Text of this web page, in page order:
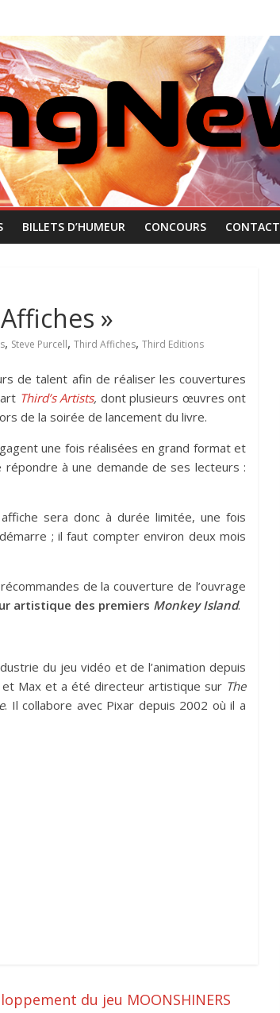
BILLETS D’HUMEUR CONCOURS CONTACT
»
, Steve Purcell, Third Affiches, Third Editions
de talent afin de réaliser les couvertures
Third’s Artists, dont plusieurs œuvres ont
de la soirée de lancement du livre.
une fois réalisées en grand format et
à une demande de ses lecteurs :
sera donc à durée limitée, une fois
; il faut compter environ deux mois
de la couverture de l’ouvrage
artistique des premiers Monkey Island.
du jeu vidéo et de l’animation depuis
Max et a été directeur artistique sur The
. Il collabore avec Pixar depuis 2002 où il a
du jeu MOONSHINERS